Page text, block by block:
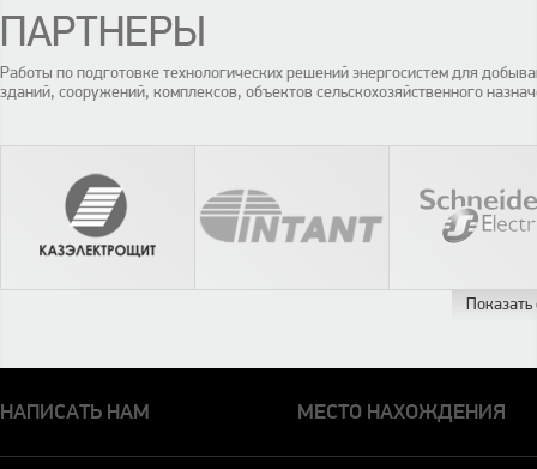
ПАРТНЕРЫ
Работы по подготовке технологических решений энергосистем для
зданий, сооружений, комплексов, объектов сельскохозяйственного
НАПИСАТЬ НАМ МЕСТО НАХОЖДЕНИЯ